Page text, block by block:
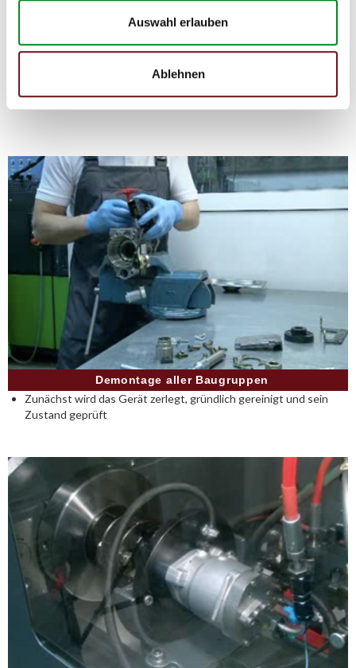
Auswahl erlauben
Ablehnen
mit denen einer neuen Einspritzpumpe vergleichbar.
gleichwertigen Teilen beträgt ihr Preis jedoch
des Preises einer Originaleinspritzpumpe. Auf diese
Demontage aller Baugruppen
Zunächst wird das Gerät zerlegt, gründlich gereinigt und sein
Zustand geprüft